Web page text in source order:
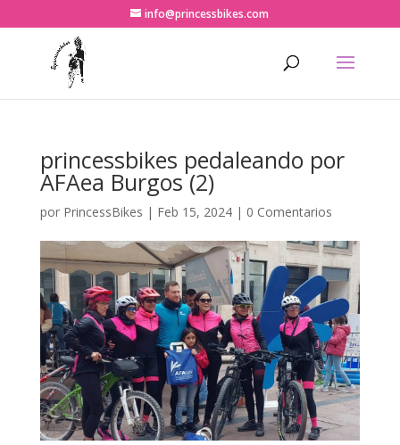
info@princessbikes.com
princessbikes pedaleando por
AFAea Burgos (2)
por PrincessBikes | Feb 15, 2024| 0 Comentarios